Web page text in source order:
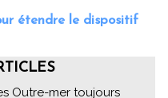
étendre le dispositif
Outre-mer toujours